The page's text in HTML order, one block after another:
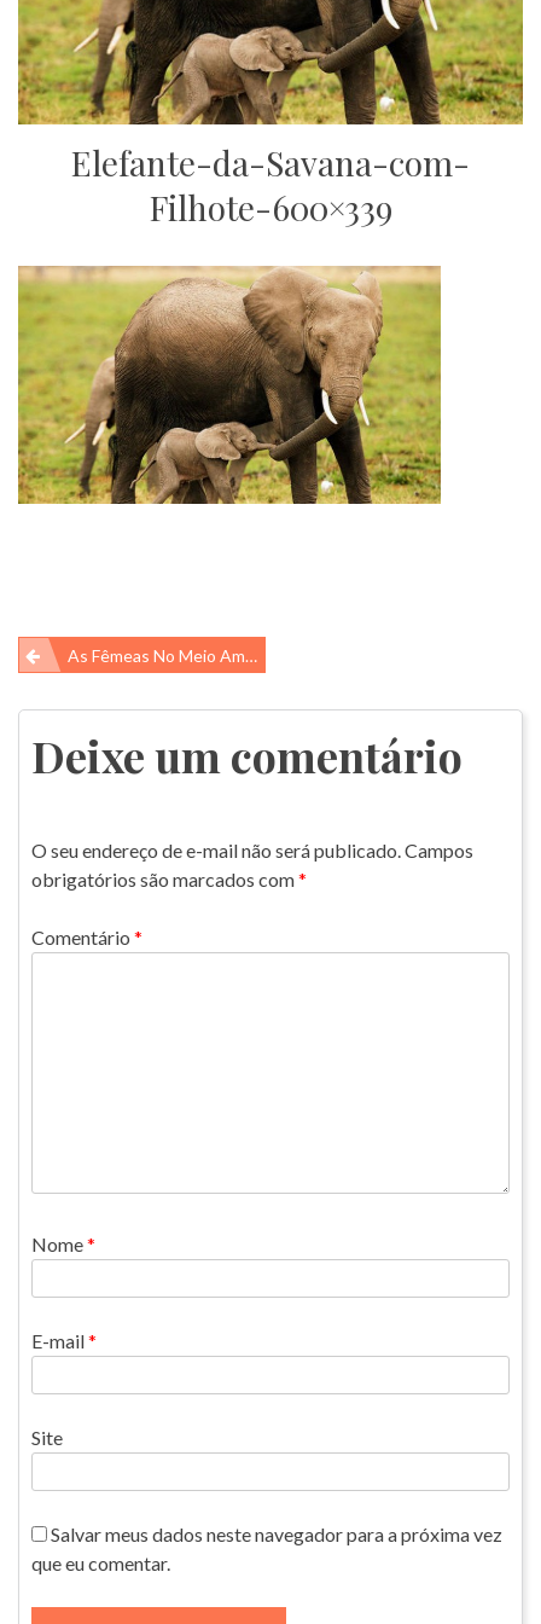
Elefante-da-Savana-com-
Filhote-600×339
Navegação
de
Post
As Fêmeas No Meio Ambiente!
Deixe um comentário
O seu endereço de e-mail não será publicado.Campos
obrigatórios são marcados com*
Comentário *
Nome*
E-mail*
Site
Salvar meus dados neste navegador para a próxima vez
que eu comentar.